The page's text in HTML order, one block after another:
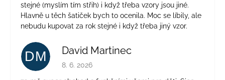
stejné (myslím tím střih) i když třeba vzory jsou jiné.
Hlavně u těch šatiček bych to ocenila. Moc se líbily, ale
nebudu kupovat za rok stejné i když třeba jiný vzor.
DM David Martinec
Hodnocení obchodu je 5 z 5 hvězdiček.
8. 6. 2026